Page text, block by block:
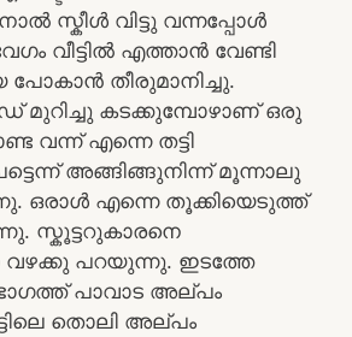
സ്കീൾ വിട്ടു വന്നപ്പോൾ
വീട്ടിൽ എത്താൻ വേണ്ടി
പോകാൻ തീരുമാനിച്ചു.
മുറിച്ചു കടക്കുമ്പോഴാണ് ഒരു
വന്ന് എന്നെ തട്ടി
അങ്ങിങ്ങുനിന്ന് മൂന്നാലു
ഒരാൾ എന്നെ തൂക്കിയെടുത്ത്
സ്കൂട്ടറുകാരനെ
പറയുന്നു. ഇടത്തേ
പാവാട അല്പം
തൊലി അല്പം